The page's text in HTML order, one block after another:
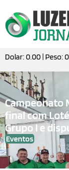
Dolar:0.00 | Peso:
Campeonato
final com
Grupo I e
Eventos